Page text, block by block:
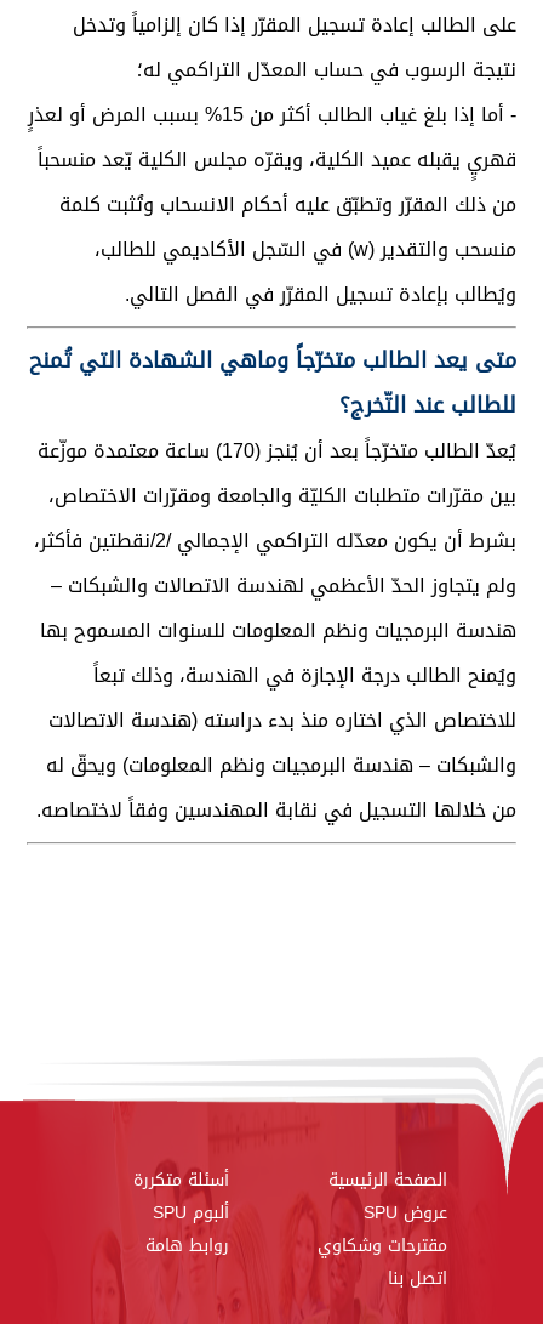
على الطالب إعادة تسجيل المقرّر إذا كان إلزامياً وتدخل
نتيجة الرسوب في حساب المعدّل التراكمي له؛
- أما إذا بلغ غياب الطالب أكثر من 15% بسبب المرض أو لعذرٍ
قهريٍ يقبله عميد الكلية، ويقرّه مجلس الكلية يّعد منسحباً
من ذلك المقرّر وتطبّق عليه أحكام الانسحاب وتُثبت كلمة
منسحب والتقدير (w) في السّجل الأكاديمي للطالب،
ويُطالب بإعادة تسجيل المقرّر في الفصل التالي.
متى يعد الطالب متخرّجاً وماهي الشهادة التي تُمنح
للطالب عند التّخرج؟
يُعدّ الطالب متخرّجاً بعد أن يُنجز (170) ساعة معتمدة موزّعة
بين مقرّرات متطلبات الكليّة والجامعة ومقرّرات الاختصاص،
بشرط أن يكون معدّله التراكمي الإجمالي /2/نقطتين فأكثر،
ولم يتجاوز الحدّ الأعظمي لهندسة الاتصالات والشبكات –
هندسة البرمجيات ونظم المعلومات للسنوات المسموح بها
ويُمنح الطالب درجة الإجازة في الهندسة، وذلك تبعاً
للاختصاص الذي اختاره منذ بدء دراسته (هندسة الاتصالات
والشبكات – هندسة البرمجيات ونظم المعلومات) ويحقّ له
من خلالها التسجيل في نقابة المهندسين وفقاً لاختصاصه.
الصفحة الرئيسية
أسئلة متكررة
عروض SPU
ألبوم SPU
مقترحات وشكاوي
روابط هامة
اتصل بنا